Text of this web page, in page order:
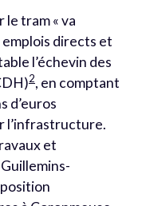
le tram « va
emplois directs et
l’échevin des
2, en comptant
d’euros
l’infrastructure.
et